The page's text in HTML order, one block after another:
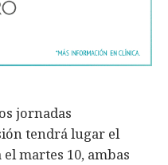
jornadas
tendrá lugar el
martes 10, ambas